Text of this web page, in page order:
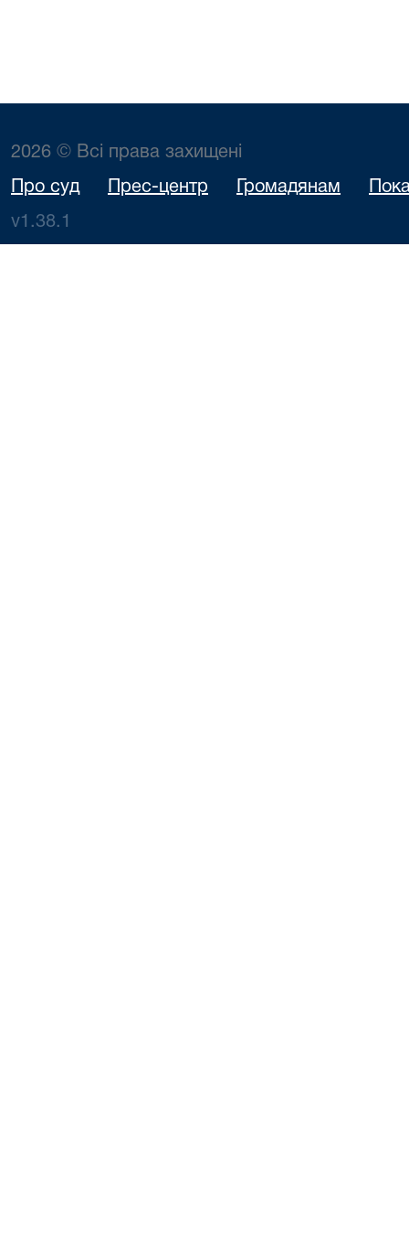
2026 © Всі права захищені
Про суд Прес-центр Громадянам
v1.38.1